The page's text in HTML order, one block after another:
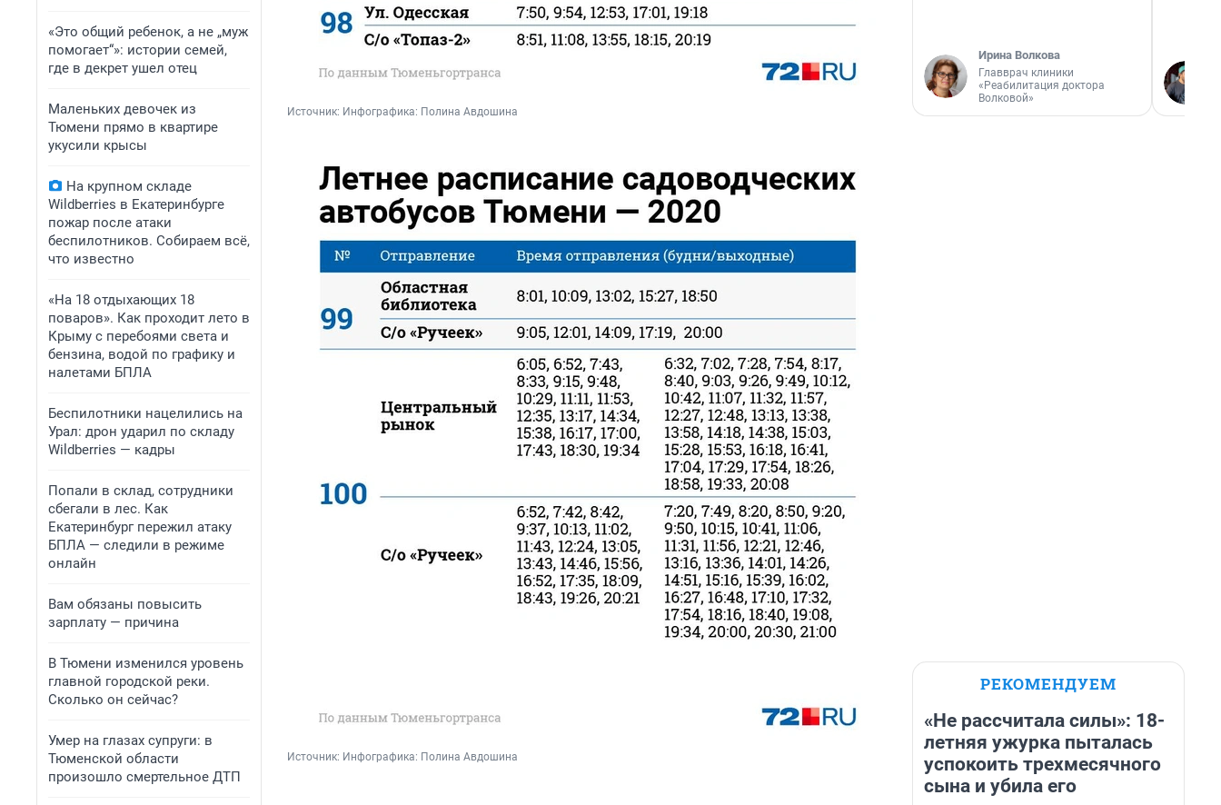
«Это общий ребенок, а не „муж
помогает“»: истории семей,
где в декрет ушел отец
Маленьких девочек из
Тюмени прямо в квартире
укусили крысы
На крупном складе
Wildberries в Екатеринбурге
пожар после атаки
беспилотников. Собираем всё,
что известно
«На 18 отдыхающих 18
поваров». Как проходит лето в
Крыму с перебоями света и
бензина, водой по графику и
налетами БПЛА
Беспилотники нацелились на
Урал: дрон ударил по складу
Wildberries — кадры
Попали в склад, сотрудники
сбегали в лес. Как
Екатеринбург пережил атаку
БПЛА — следили в режиме
онлайн
Вам обязаны повысить
зарплату — причина
В Тюмени изменился уровень
главной городской реки.
Сколько он сейчас?
Умер на глазах супруги: в
Тюменской области
произошло смертельное ДТП
Источник: Инфографика: Полина Авдошина
Источник: Инфографика: Полина Авдошина
Ирина Волкова
Главврач клиники
«Реабилитация доктора
Волковой»
РЕКОМЕНДУЕМ
«Не рассчитала силы»: 18-
летняя ужурка пыталась
успокоить трехмесячного
сына и убила его